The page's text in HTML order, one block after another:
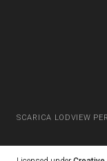
SCARICA LODVIEW